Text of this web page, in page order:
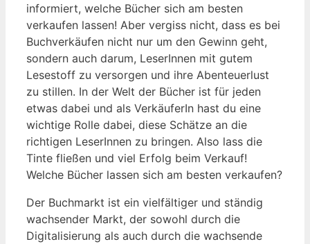
informiert, welche Bücher sich am besten
verkaufen lassen! Aber vergiss nicht, dass es bei
Buchverkäufen nicht nur um den Gewinn geht,
sondern auch darum, LeserInnen mit gutem
Lesestoff zu versorgen und ihre Abenteuerlust
zu stillen. In der Welt der Bücher ist für jeden
etwas dabei und als VerkäuferIn hast du eine
wichtige Rolle dabei, diese Schätze an die
richtigen LeserInnen zu bringen. Also lass die
Tinte fließen und viel Erfolg beim Verkauf!
Welche Bücher lassen sich am besten verkaufen?
Der Buchmarkt ist ein ‌vielfältiger ​und ständig
wachsender Markt, der sowohl durch die⁢
Digitalisierung als⁢ auch durch die wachsende